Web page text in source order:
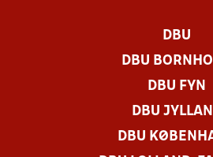
DBU
DBU
DBU FYN
DBU
DBU